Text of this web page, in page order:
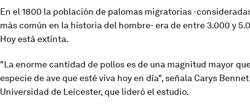
En el 1800 la población de palomas migratorias -
más común en la historia del hombre- era de entre 3.000 y
Hoy está extinta.
"La enorme cantidad de pollos es de una magnitud mayor
especie de ave que esté viva hoy en día", señala Carys
Universidad de Leicester, que lideró el estudio.